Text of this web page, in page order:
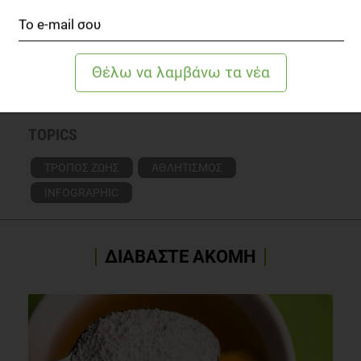
ΔΗΜΉΤΡΗΣ ΚΡΙΝΆΚΗΣ
Καθηγητής Φυσικής Αγωγής
TOPICS
ΤΡΟΠΟΣ ΖΩΗΣ
ΑΘΛΗΤΙΣΜΟΣ
INFOGRAPHIC
ΔΙΑΒΑΣΤΕ ΑΚΟΜΗ